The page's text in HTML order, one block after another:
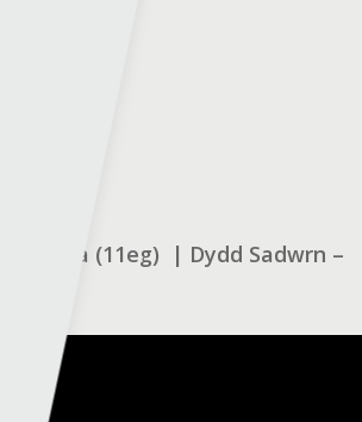
v Y Bala (11eg) | Dydd Sadwrn –